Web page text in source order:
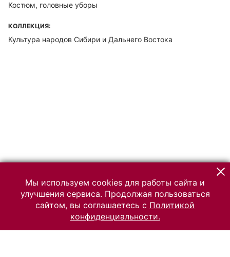
Костюм, головные уборы
КОЛЛЕКЦИЯ:
Культура народов Сибири и Дальнего Востока
Мы используем cookies для работы сайта и
улучшения сервиса. Продолжая пользоваться
сайтом, вы соглашаетесь с Политикой
конфиденциальности.